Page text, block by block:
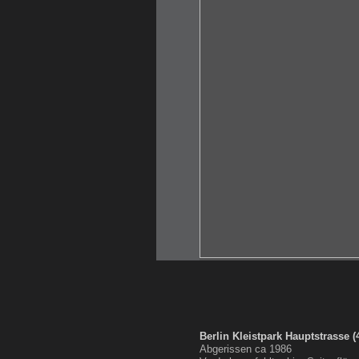
Berlin Kleistpark Hauptstrasse
Abgerissen ca 1986